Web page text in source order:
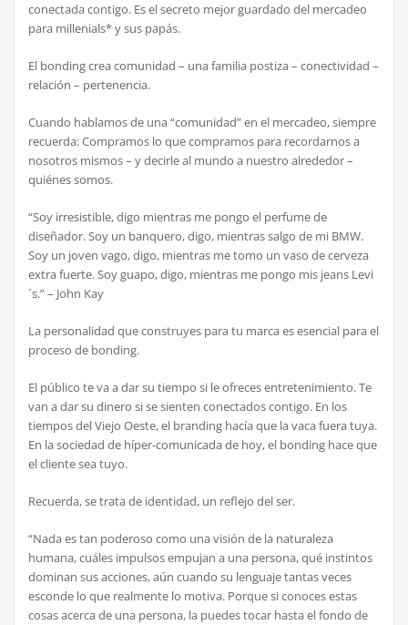
conectada contigo. Es el secreto mejor guardado del mercadeo
para millenials* y sus papás.
El bonding crea comunidad – una familia postiza – conectividad –
relación – pertenencia.
Cuando hablamos de una “comunidad” en el mercadeo, siempre
recuerda: Compramos lo que compramos para recordarnos a
nosotros mismos – y decirle al mundo a nuestro alrededor –
quiénes somos.
“Soy irresistible, digo mientras me pongo el perfume de
diseñador. Soy un banquero, digo, mientras salgo de mi BMW.
Soy un joven vago, digo, mientras me tomo un vaso de cerveza
extra fuerte. Soy guapo, digo, mientras me pongo mis jeans Levi
´s.” – John Kay
La personalidad que construyes para tu marca es esencial para el
proceso de bonding.
El público te va a dar su tiempo si le ofreces entretenimiento. Te
van a dar su dinero si se sienten conectados contigo. En los
tiempos del Viejo Oeste, el branding hacía que la vaca fuera tuya.
En la sociedad de híper-comunicada de hoy, el bonding hace que
el cliente sea tuyo.
Recuerda, se trata de identidad, un reflejo del ser.
“Nada es tan poderoso como una visión de la naturaleza
humana, cuáles impulsos empujan a una persona, qué instintos
dominan sus acciones, aún cuando su lenguaje tantas veces
esconde lo que realmente lo motiva. Porque si conoces estas
cosas acerca de una persona, la puedes tocar hasta el fondo de